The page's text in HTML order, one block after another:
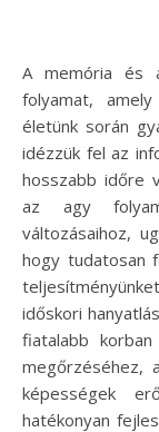
A memória és az agy működése rendkívül összetett
folyamat,
életünk során
idézzük fel az
hosszabb időre
az agy
változásaihoz,
hogy tudatosan
időskori
fiatalabb
megőrzéséhez,
képességek
hatékonyan